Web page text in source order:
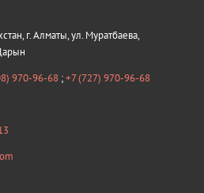
г. Алматы, ул. Муратбаева,
970-96-68 ;+7 (727) 970-96-68